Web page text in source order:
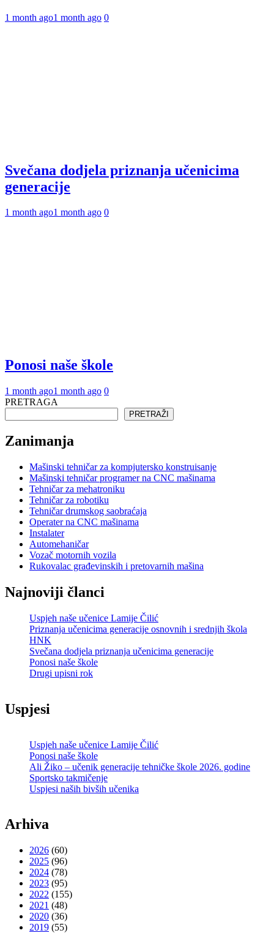
1 month ago1 month ago 0
Svečana dodjela priznanja učenicima
generacije
1 month ago1 month ago 0
Ponosi naše škole
1 month ago1 month ago 0
PRETRAGA
PRETRAŽI
Zanimanja
Mašinski tehničar za kompjutersko konstruisanje
Mašinski tehničar programer na CNC mašinama
Tehničar za mehatroniku
Tehničar za robotiku
Tehničar drumskog saobraćaja
Operater na CNC mašinama
Instalater
Automehaničar
Vozač motornih vozila
Rukovalac građevinskih i pretovarnih mašina
Najnoviji članci
Uspjeh naše učenice Lamije Čilić
Priznanja učenicima generacije osnovnih i srednjih škola
HNK
Svečana dodjela priznanja učenicima generacije
Ponosi naše škole
Drugi upisni rok
Uspjesi
Uspjeh naše učenice Lamije Čilić
Ponosi naše škole
Ali Žiko – učenik generacije tehničke škole 2026. godine
Sportsko takmičenje
Uspjesi naših bivših učenika
Arhiva
2026 (60)
2025 (96)
2024 (78)
2023 (95)
2022 (155)
2021 (48)
2020 (36)
2019 (55)